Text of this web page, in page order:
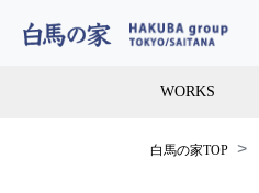
WORKS
白馬の家TOP